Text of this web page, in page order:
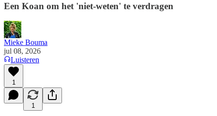
Een Koan om het 'niet-weten' te verdragen
Mieke Bouma
jul 08, 2026
Luisteren
1
1